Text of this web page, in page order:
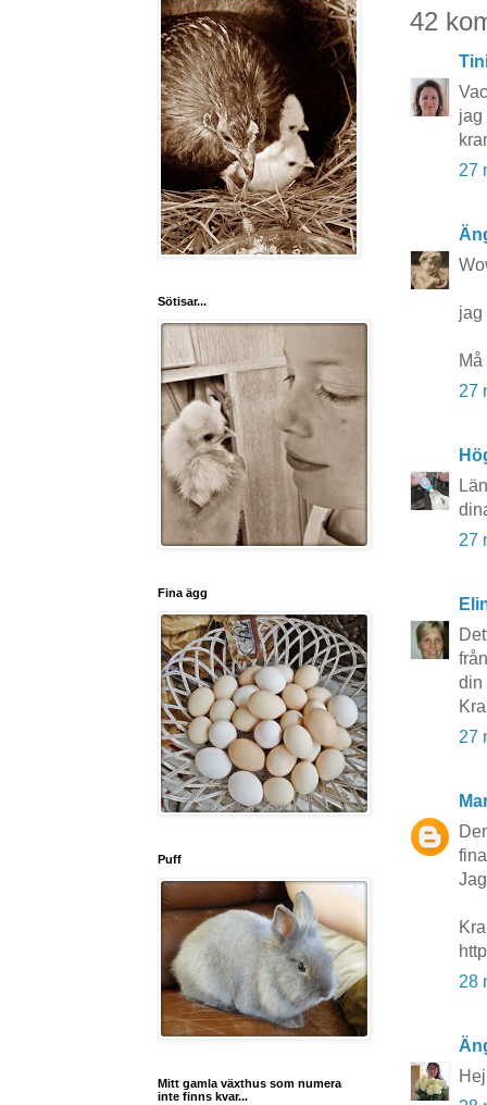
42
jag
27
jag
27
27
din
27
28
Sötisar...
Fina ägg
Puff
Mitt gamla växthus som numera
inte finns kvar...